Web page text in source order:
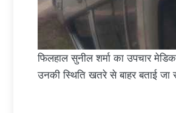
फिलहाल सुनील शर्मा का उपचार
उनकी स्थिति खतरे से बाहर बताई जा